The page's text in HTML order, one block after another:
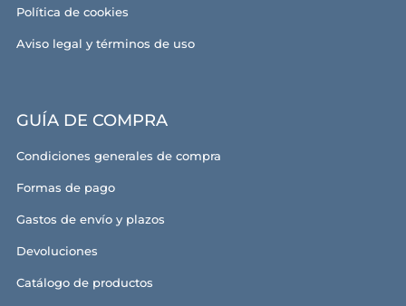
Política de cookies
Aviso legal y términos de uso
GUÍA DE COMPRA
Condiciones generales de compra
Formas de pago
Gastos de envío y plazos
Devoluciones
Catálogo de productos